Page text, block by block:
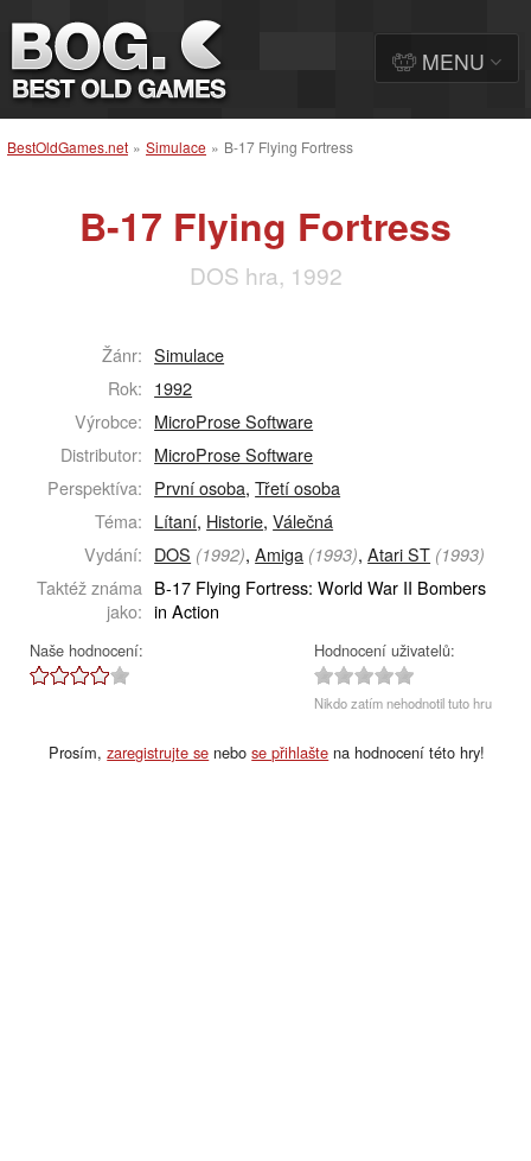
BestOldGames.net » Simulace » B-17 Flying Fortress
B-17 Flying Fortress
DOS hra, 1992
Žánr: Simulace
Rok: 1992
Výrobce: MicroProse Software
Distributor: MicroProse Software
Perspektíva: První osoba,Třetí osoba
Téma: Lítaní, Historie,Válečná
Vydání: DOS (1992),Amiga (1993),Atari ST (1993)
Taktéž známa
jako:
B-17 Flying Fortress: World War II Bombers
in Action
Naše hodnocení: Hodnocení uživatelů:
Nikdo zatím nehodnotil tuto hru
Prosím,zaregistrujte se nebose přihlašte na hodnocení této hry!
MENU